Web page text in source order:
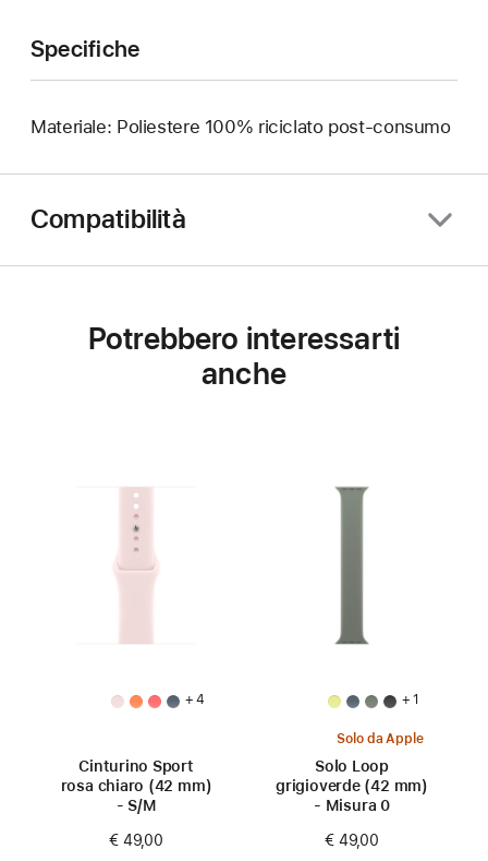
Specifiche
Materiale: Poliestere 100% riciclato post-consumo
Compatibilità
Potrebbero interessarti
anche
+ 4
Cinturino Sport
rosa chiaro (42 mm)
- S/M
€ 49,00
+ 1
Solo da Apple
Solo Loop
grigioverde (42 mm)
- Misura 0
€ 49,00